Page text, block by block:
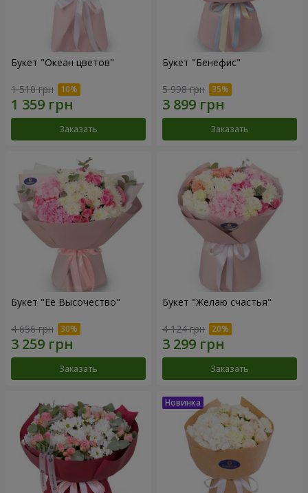
Букет "Океан цветов"
1 510 грн
Заказать
Букет "Бенефис"
5 998 грн
Заказать
Букет "Её Высочество"
4 656 грн
Заказать
Букет "Желаю счастья"
4 124 грн
Заказать